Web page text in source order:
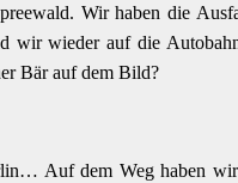
Wir haben die
wir wieder auf die
Bär auf dem Bild?
Auf dem Weg haben